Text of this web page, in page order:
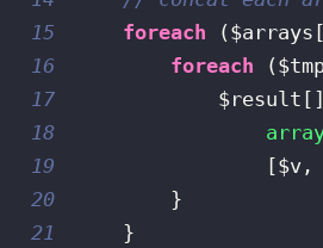
15
foreach ( $arrays [
16
foreach (
17
$result [ ]
18
19
[$v ,
20
}
21
}